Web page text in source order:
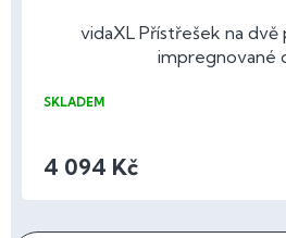
vidaXL Přístřešek na
impregnované
SKLADEM
4 094 Kč